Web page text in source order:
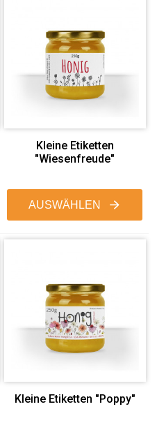
Kleine Etiketten
"Wiesenfreude"
AUSWÄHLEN
Kleine Etiketten "Poppy"